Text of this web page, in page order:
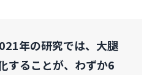
年の研究では、大腿
することが、わずか6